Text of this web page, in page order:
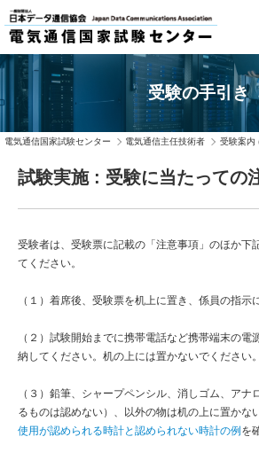
受験の手引き
電気通信国家試験センター 電気通信主任技術者 受験案内
試験実施 : 受験に当たっての
受験者は、受験票に記載の「注意事項」のほか下
てください。
（１）着席後、受験票を机上に置き、係員の指示
（２）試験開始までに携帯電話など携帯端末の電
納してください。机の上には置かないでください。
（３）鉛筆、シャープペンシル、消しゴム、アナ
るものは認めない）、以外の物は机の上に置かな
使用が認められる時計と認められない時計の例を